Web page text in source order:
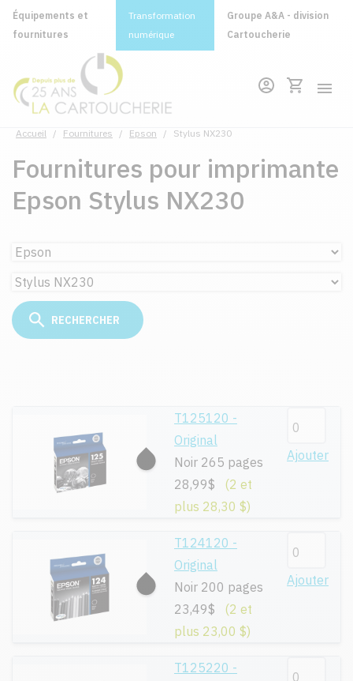
Équipements et
fournitures
Transformation
numérique
Groupe A&A - division
Cartoucherie
Accueil / Fournitures / Epson / Stylus NX230
Fournitures pour imprimante
Epson Stylus NX230
T125120 -
Original
Noir 265 pages
28,99$
(2 et
plus 28,30 $)
Ajouter
T124120 -
Original
Noir 200 pages
23,49$
(2 et
plus 23,00 $)
Ajouter
T125220 -